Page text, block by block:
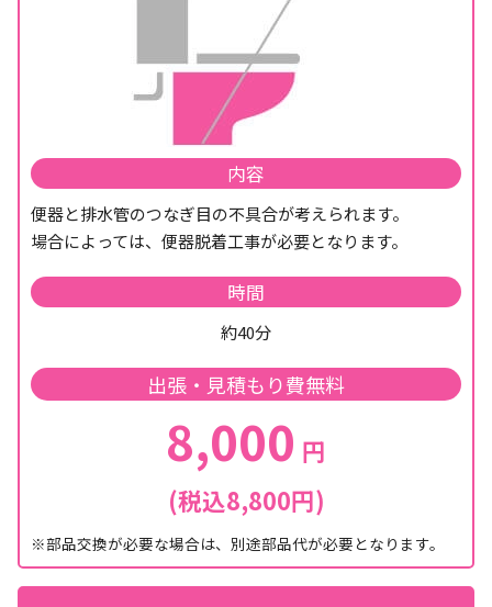
内容
便器と排水管のつなぎ目の不具合が考えられます。
場合によっては、便器脱着工事が必要となります。
時間
約40分
出張・見積もり費無料
8,000 円
(税込8,800円)
※部品交換が必要な場合は、別途部品代が必要となります。